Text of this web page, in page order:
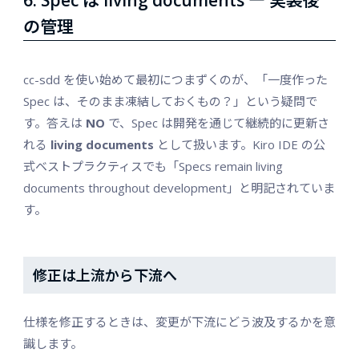
の管理
cc-sdd を使い始めて最初につまずくのが、「一度作った
Spec は、そのまま凍結しておくもの？」という疑問で
す。答えは NO で、Spec は開発を通じて継続的に更新さ
れる living documents として扱います。Kiro IDE の公
式ベストプラクティスでも「Specs remain living
documents throughout development」と明記されていま
す。
修正は上流から下流へ
仕様を修正するときは、変更が下流にどう波及するかを意
識します。